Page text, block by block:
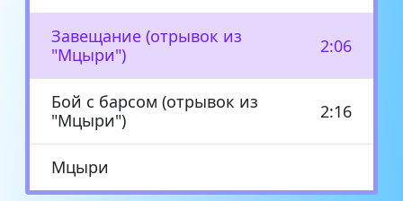
Завещание (отрывок из
"Мцыри")
2:06
Бой с барсом (отрывок из
"Мцыри")
2:16
Мцыри